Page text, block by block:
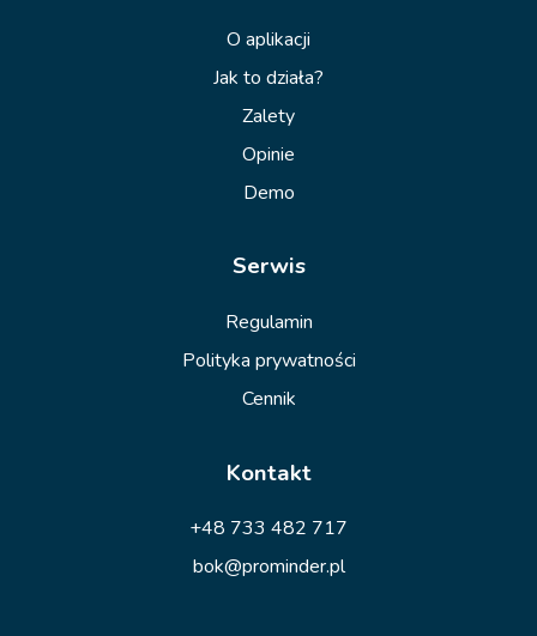
O aplikacji
Jak to działa?
Zalety
Opinie
Demo
Serwis
Regulamin
Polityka prywatności
Cennik
Kontakt
+48 733 482 717
bok@prominder.pl